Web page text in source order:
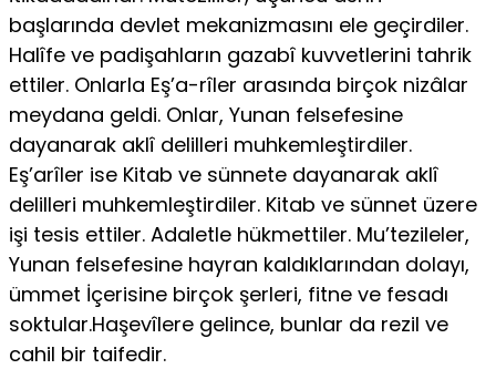
başlarında devlet mekanizmasını ele geçirdi­ler.
Halîfe ve padişahların gazabî kuvvetlerini tahrik
ettiler. Onlarla Eş’a-rîler arasında birçok nizâlar
meydana geldi. Onlar, Yunan felsefesine
dayanarak aklî delilleri muhkemleştirdiler.
Eş’arîler ise Kitab ve sünnete dayanarak aklî
delilleri muhkemleştirdiler. Kitab ve sünnet üzere
işi tesis ettiler. Adaletle hükmettiler. Mu’tezileler,
Yunan felsefesine hayran kal­dıklarından dolayı,
ümmet İçerisine birçok şerleri, fitne ve fesadı
soktu­lar.Haşevîlere gelince, bunlar da rezil ve
cahil bir taifedir.